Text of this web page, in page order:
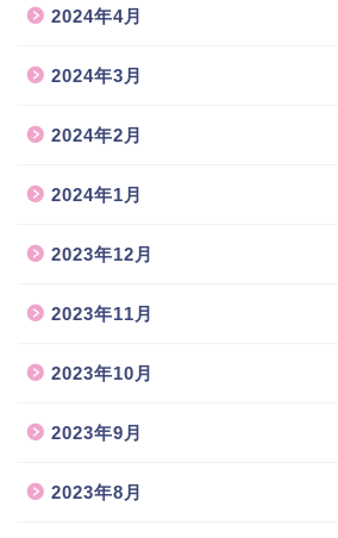
2024年4月
2024年3月
2024年2月
2024年1月
2023年12月
2023年11月
2023年10月
2023年9月
2023年8月